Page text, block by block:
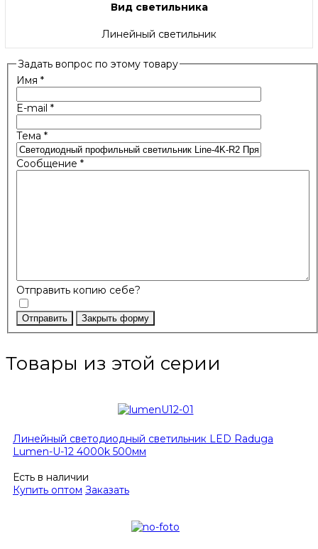
Вид светильника
Линейный светильник
Задать вопрос по этому товару
Имя *
E-mail *
Тема *
Сообщение *
Отправить копию себе?
Отправить Закрыть форму
Товары из этой серии
Линейный светодиодный светильник LED Raduga
Lumen-U-12 4000k 500мм
Есть в наличии
Купить оптом Заказать